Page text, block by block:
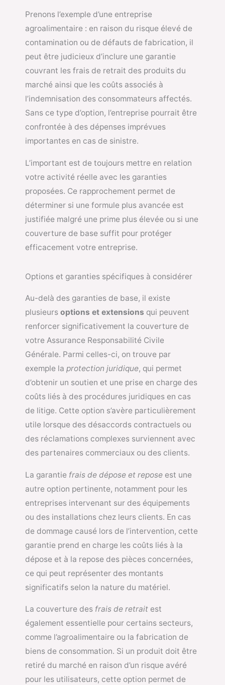
Prenons l’exemple d’une entreprise
agroalimentaire : en raison du risque élevé de
contamination ou de défauts de fabrication, il
peut être judicieux d’inclure une garantie
couvrant les frais de retrait des produits du
marché ainsi que les coûts associés à
l’indemnisation des consommateurs affectés.
Sans ce type d’option, l’entreprise pourrait être
confrontée à des dépenses imprévues
importantes en cas de sinistre.
L’important est de toujours mettre en relation
votre activité réelle avec les garanties
proposées. Ce rapprochement permet de
déterminer si une formule plus avancée est
justifiée malgré une prime plus élevée ou si une
couverture de base suffit pour protéger
efficacement votre entreprise.
Options et garanties spécifiques à considérer
Au-delà des garanties de base, il existe
plusieurs options et extensions qui peuvent
renforcer significativement la couverture de
votre Assurance Responsabilité Civile
Générale. Parmi celles-ci, on trouve par
exemple la protection juridique, qui permet
d’obtenir un soutien et une prise en charge des
coûts liés à des procédures juridiques en cas
de litige. Cette option s’avère particulièrement
utile lorsque des désaccords contractuels ou
des réclamations complexes surviennent avec
des partenaires commerciaux ou des clients.
La garantie frais de dépose et repose est une
autre option pertinente, notamment pour les
entreprises intervenant sur des équipements
ou des installations chez leurs clients. En cas
de dommage causé lors de l’intervention, cette
garantie prend en charge les coûts liés à la
dépose et à la repose des pièces concernées,
ce qui peut représenter des montants
significatifs selon la nature du matériel.
La couverture des frais de retrait est
également essentielle pour certains secteurs,
comme l’agroalimentaire ou la fabrication de
biens de consommation. Si un produit doit être
retiré du marché en raison d’un risque avéré
pour les utilisateurs, cette option permet de